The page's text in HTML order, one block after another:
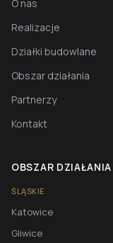
O nas
Realizacje
Działki budowlane
Obszar działania
Partnerzy
Kontakt
OBSZAR DZIAŁANIA
ŚLĄSKIE
Katowice
Gliwice